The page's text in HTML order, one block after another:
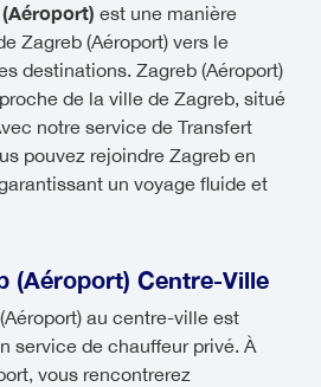
est une manière
Zagreb (Aéroport) vers le
destinations. Zagreb (Aéroport)
de la ville de Zagreb, situé
notre service de Transfert
pouvez rejoindre Zagreb en
un voyage fluide et
(Aéroport) Centre-Ville
au centre-ville est
service de chauffeur privé. À
vous rencontrerez